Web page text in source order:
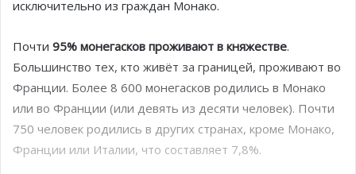
исключительно из граждан Монако.
Почти 95% монегасков проживают в княжестве.
Большинство тех, кто живёт за границей, проживают во
Франции. Более 8 600 монегасков родились в Монако
или во Франции (или девять из десяти человек). Почти
750 человек родились в других странах, кроме Монако,
Франции или Италии, что составляет 7,8%.